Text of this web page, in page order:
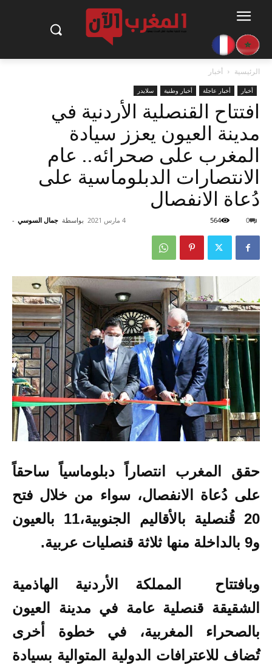
الرئيسية أخبار
أخبار أخبار عاجلة أخبار وطنية سلايدر
افتتاح القنصلية الأردنية في
مدينة العيون يعزز سيادة
المغرب على صحرائه.. عام
الانتصارات الدبلوماسية على
دُعاة الانفصال
بواسطة جمال السوسي - 4 مارس 2021 0
564
حقق المغرب انتصاراً دبلوماسياً ساحقاً
على دُعاة الانفصال، سواء من خلال فتح
20 قُنصلية بالأقاليم الجنوبية،
11 بالعيون
و9 بالداخلة
منها ثلاثة قنصليات عربية.
وبافتتاح المملكة الأردنية الهاذمية
الشقيقة قنصلية عامة في مدينة العيون
بالصحراء المغربية، في خطوة أخرى
تُضاف للاعترافات الدولية المتوالية بسيادة